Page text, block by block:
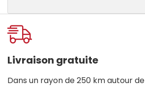
Onglet
personnalisé
Livraison gratuite
Dans un rayon de 250 km autour de